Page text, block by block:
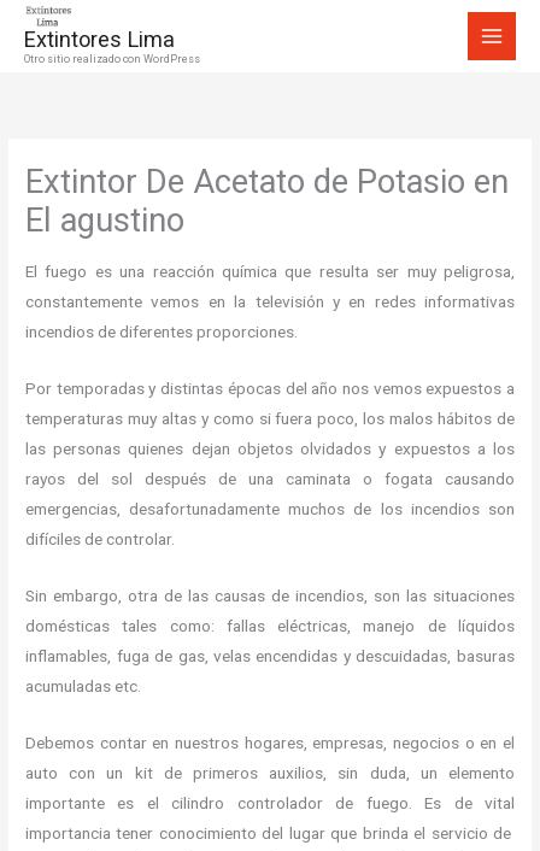
Extintores Lima
Otro sitio realizado con WordPress
Extintor De Acetato de Potasio en
El agustino
El fuego es una reacción química que resulta ser muy peligrosa,
constantemente vemos en la televisión y en redes informativas
incendios de diferentes proporciones.
Por temporadas y distintas épocas del año nos vemos expuestos a
temperaturas muy altas y como si fuera poco, los malos hábitos de
las personas quienes dejan objetos olvidados y expuestos a los
rayos del sol después de una caminata o fogata causando
emergencias, desafortunadamente muchos de los incendios son
difíciles de controlar.
Sin embargo, otra de las causas de incendios, son las situaciones
domésticas tales como: fallas eléctricas, manejo de líquidos
inflamables, fuga de gas, velas encendidas y descuidadas, basuras
acumuladas etc.
Debemos contar en nuestros hogares, empresas, negocios o en el
auto con un kit de primeros auxilios, sin duda, un elemento
importante es el cilindro controlador de fuego. Es de vital
importancia tener conocimiento del lugar que brinda el servicio de